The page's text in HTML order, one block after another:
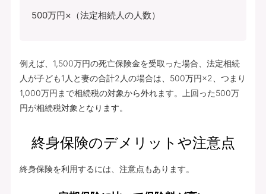
500万円×（法定相続人の人数）
例えば、1,500万円の死亡保険金を受取った場合、法定相続
人が子ども1人と妻の合計2人の場合は、500万円×2、つまり
1,000万円まで相続税の対象から外れます。上回った500万
円が相続税対象となります。
終身保険のデメリットや注意点
終身保険を利用するには、注意点もあります。